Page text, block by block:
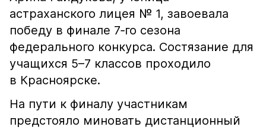
астраханского лицея № 1, завоевала
победу в финале 7‑го сезона
федерального конкурса. Состязание для
учащихся 5–7 классов проходило
в Красноярске.
На пути к финалу участникам
предстояло миновать дистанционный